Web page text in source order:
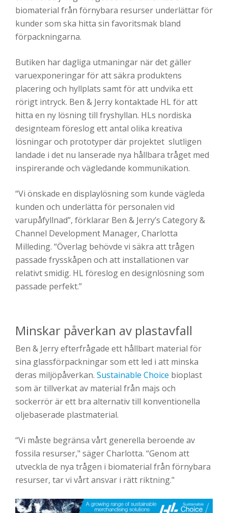
biomaterial från förnybara resurser underlättar för
kunder som ska hitta sin favoritsmak bland
förpackningarna.
Butiken har dagliga utmaningar när det gäller
varuexponeringar för att säkra produktens
placering och hyllplats samt för att undvika ett
rörigt intryck. Ben & Jerry kontaktade HL för att
hitta en ny lösning till fryshyllan. HLs nordiska
designteam föreslog ett antal olika kreativa
lösningar och prototyper där projektet slutligen
landade i det nu lanserade nya hållbara tråget med
inspirerande och vägledande kommunikation.
“Vi önskade en displaylösning som kunde vägleda
kunden och underlätta för personalen vid
varupåfyllnad”, förklarar Ben & Jerry’s Category &
Channel Development Manager, Charlotta
Milleding. “Överlag behövde vi säkra att trågen
passade frysskåpen och att installationen var
relativt smidig. HL föreslog en designlösning som
passade perfekt.”
Minskar påverkan av plastavfall
Ben & Jerry efterfrågade ett hållbart material för
sina glassförpackningar som ett led i att minska
deras miljöpåverkan. Sustainable Choice bioplast
som är tillverkat av material från majs och
sockerrör är ett bra alternativ till konventionella
oljebaserade plastmaterial.
“Vi måste begränsa vårt generella beroende av
fossila resurser," säger Charlotta. “Genom att
utveckla de nya trågen i biomaterial från förnybara
resurser, tar vi vårt ansvar i rätt riktning."